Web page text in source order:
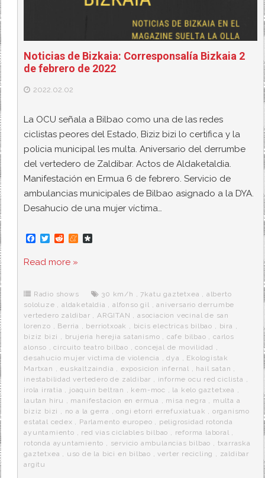
Noticias de Bizkaia: Corresponsalía Bizkaia 2
de febrero de 2022
2022.02.02
La OCU señala a Bilbao como una de las redes
ciclistas peores del Estado, Biziz bizi lo certifica y la
policia municipal les multa. Aniversario del derrumbe
del vertedero de Zaldibar. Actos de Aldaketaldia.
Manifestación en Ermua 6 de febrero. Servicio de
ambulancias municipales de Bilbao asignado a la DYA.
Desahucio de una mujer víctima…
F
e
o
k
T
t
r
R
d
M
e
r
a
Read more »
Radio shows 30 km/h ,7katu gaztetxea , alberto
sololuze ,aldaketaldia ,alfonso gil ,aniversario derrumbe
vertedero zaldibar ,ARGITAN ,asociacion vecinal de san
lorenzo , Berria , berriotxoak , bicis electricas bilbao , bira ,
biziz bizi , brujeria herejia satanismo , cafe bilbao ,carlos
alonso ,circuito teatro bilbao ,concejal de movilidad ,
desahucio mujer victima de violencia ,dya , Ekologistak
Martxan ,euskaltzaindia , exposicion infernal , hail satan ,
inestabilidad vertedero de zaldibar , informe ocu red ciclista ,
irola irratia , joaquin beltran , kem-moc , la kelo gaztetxea ,
lautan hiru , manifestacion en ermua , misa negra , multa a
biziz bizi , no a la gerra ,ongi etorri errefuxiatuak , organismo
estatal cedex , Parlamento europeo , peligrosidad rotonda
ayuntamiento , red vias ciclables bilbao , reforma laboral ,
rotonda ayuntamiento , servicio ambulancias bilbao , txarraska
gaztetxea , uso de la bici en bilbao ,verter recicling , zaldibar
argitu